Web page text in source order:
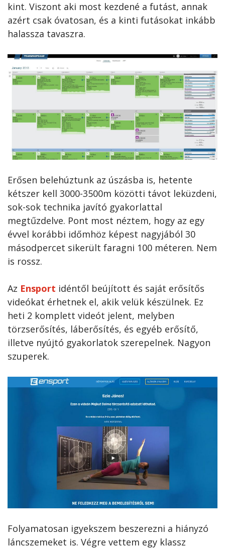
kint. Viszont aki most kezdené a futást, annak
azért csak óvatosan, és a kinti futásokat inkább
halassza tavaszra.
Erősen belehúztunk az úszásba is, hetente
kétszer kell 3000-3500m közötti távot leküzdeni,
sok-sok technika javító gyakorlattal
megtűzdelve. Pont most néztem, hogy az egy
évvel korábbi időmhöz képest nagyjából 30
másodpercet sikerült faragni 100 méteren. Nem
is rossz.
Az Ensport idéntől beújított és saját erősítős
videókat érhetnek el, akik velük készülnek. Ez
heti 2 komplett videót jelent, melyben
törzserősítés, láberősítés, és egyéb erősítő,
illetve nyújtó gyakorlatok szerepelnek. Nagyon
szuperek.
Folyamatosan igyekszem beszerezni a hiányzó
láncszemeket is. Végre vettem egy klassz